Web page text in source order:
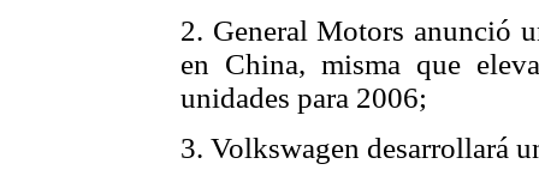
2. General Motors anunció
en China, misma que
unidades para 2006;
3. Volkswagen desarrollará